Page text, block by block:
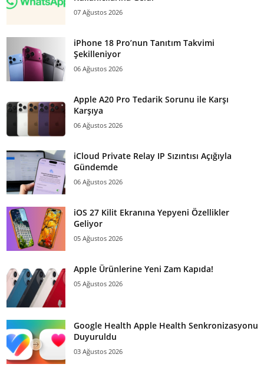
07 Ağustos 2026
iPhone 18 Pro’nun Tanıtım Takvimi
Şekilleniyor
06 Ağustos 2026
Apple A20 Pro Tedarik Sorunu ile Karşı
Karşıya
06 Ağustos 2026
iCloud Private Relay IP Sızıntısı Açığıyla
Gündemde
06 Ağustos 2026
iOS 27 Kilit Ekranına Yepyeni Özellikler
Geliyor
05 Ağustos 2026
Apple Ürünlerine Yeni Zam Kapıda!
05 Ağustos 2026
Google Health Apple Health Senkronizasyonu
Duyuruldu
03 Ağustos 2026